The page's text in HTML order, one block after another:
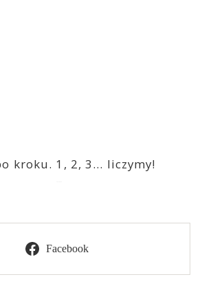
kroku. 1, 2, 3… liczymy!
Facebook